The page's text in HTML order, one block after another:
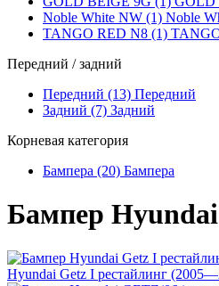
Noble White NW (1) Noble
TANGO RED N8 (1)
Передний / задний
Передний (13) Передний
Задний (7) Задний
Корневая категория
Бампера (20) Бампера
Бампер
Hyundai Getz I рестайлинг